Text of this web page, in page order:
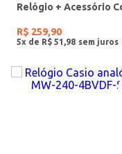
R$ 259,90
5x de R$ 51 98